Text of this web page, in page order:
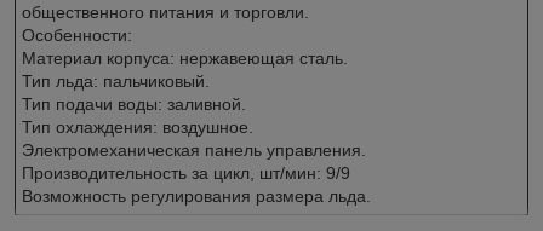
общественного питания и торговли.
Особенности:
Материал корпуса: нержавеющая сталь.
Тип льда: пальчиковый.
Тип подачи воды: заливной.
Тип охлаждения: воздушное.
Электромеханическая панель управления.
Производительность за цикл, шт/мин: 9/9
Возможность регулирования размера льда.